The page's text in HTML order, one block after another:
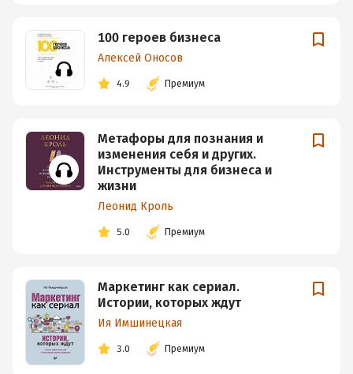
100 героев бизнеса
Алексей Оносов
4.9 Премиум
Метафоры для познания и
изменения себя и других.
Инструменты для бизнеса и
жизни
Леонид Кроль
5.0 Премиум
Маркетинг как сериал.
Истории, которых ждут
Ия Имшинецкая
3.0 Премиум